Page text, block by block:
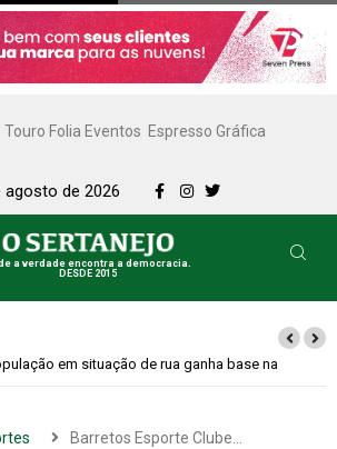
Touro Folia Eventos Espresso Gráfica
agosto de 2026
a verdade encontra a democracia.
DESDE 2015
especial e missas no Dia dos Pais
Barretos Esporte Clube…